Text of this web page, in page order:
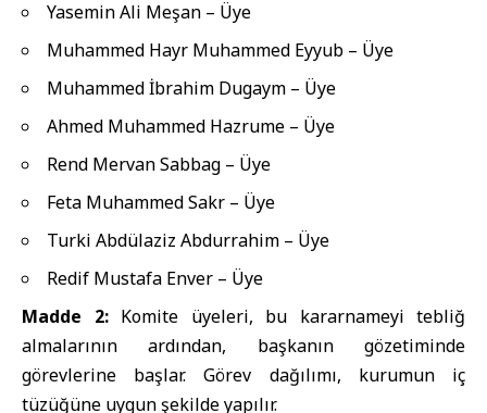
Yasemin Ali Meşan – Üye
Muhammed Hayr Muhammed Eyyub – Üye
Muhammed İbrahim Dugaym – Üye
Ahmed Muhammed Hazrume – Üye
Rend Mervan Sabbag – Üye
Feta Muhammed Sakr – Üye
Turki Abdülaziz Abdurrahim – Üye
Redif Mustafa Enver – Üye
Madde 2:Komite üyeleri, bu kararnameyi tebliğ
almalarının ardından, başkanın gözetiminde
görevlerine başlar. Görev dağılımı, kurumun iç
tüzüğüne uygun şekilde yapılır.